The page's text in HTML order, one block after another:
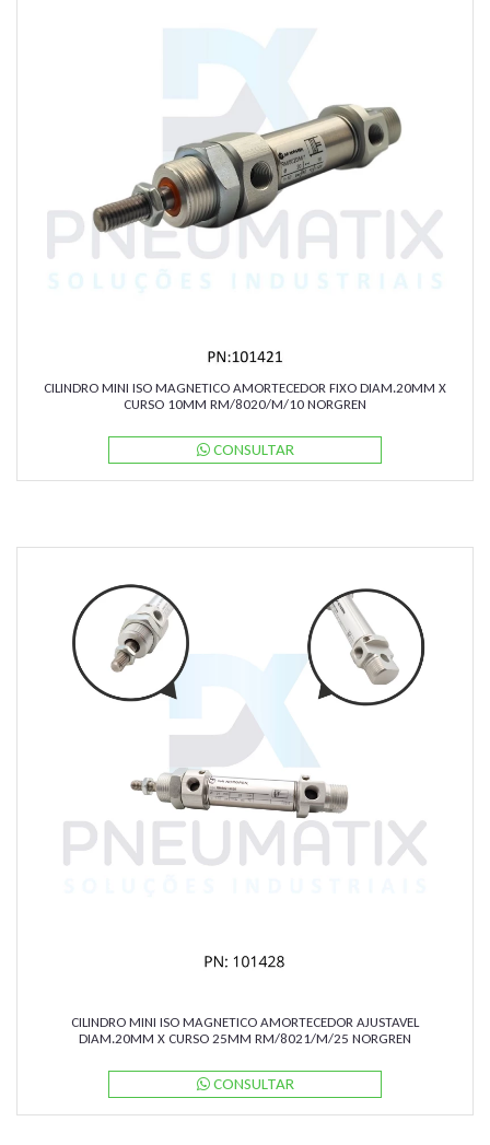
CILINDRO MINI ISO MAGNETICO AMORTECEDOR FIXO DIAM.20MM X
CURSO 10MM RM/8020/M/10 NORGREN
CONSULTAR
CILINDRO MINI ISO MAGNETICO AMORTECEDOR AJUSTAVEL
DIAM.20MM X CURSO 25MM RM/8021/M/25 NORGREN
CONSULTAR